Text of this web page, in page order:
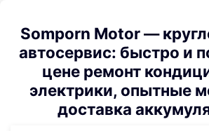
Somporn Motor —
автосервис: быстро и
цене ремонт
электрики, опытные
доставка